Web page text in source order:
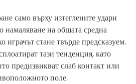
само върху изтеглените удари
намаляване на общата средна
играчът стане твърде предсказуем.
тази тенденция, като
предизвикват слаб контакт или
поле.